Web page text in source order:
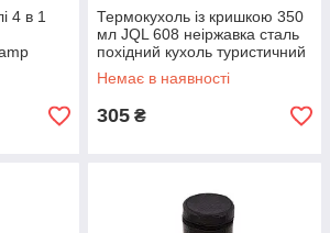
4 в 1
Термокухоль із кришкою 350
мл JQL 608 неіржавка сталь
похідний кухоль туристичний
Немає в наявності
305 ₴